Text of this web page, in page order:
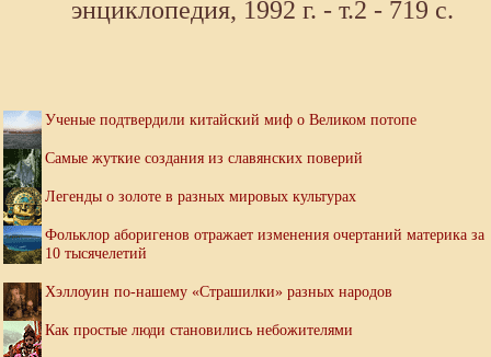
энциклопедия, 1992 г. - т.2 - 719 с.
Ученые подтвердили китайский миф о Великом потопе
Самые жуткие создания из славянских поверий
Легенды о золоте в разных мировых культурах
Фольклор аборигенов отражает изменения очертаний материка за
10 тысячелетий
Хэллоуин по-нашему «Страшилки» разных народов
Как простые люди становились небожителями